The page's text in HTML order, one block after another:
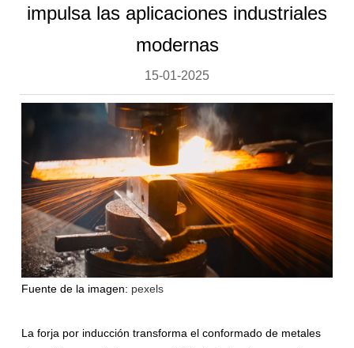
impulsa las aplicaciones industriales
modernas
15-01-2025
Fuente de la imagen: pexels
La forja por inducción transforma el conformado de metales